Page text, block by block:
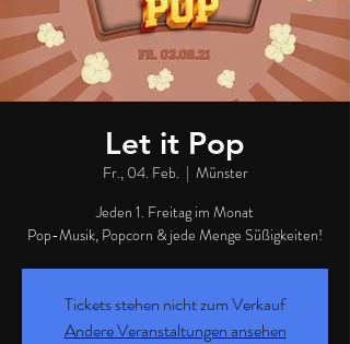
Let it Pop
Fr., 04. Feb.
  |
Münster
Jeden 1. Freitag im Monat
Pop-Musik, Popcorn & jede Menge Süßigkeiten!
Tickets stehen nicht zum Verkauf
Andere Veranstaltungen ansehen